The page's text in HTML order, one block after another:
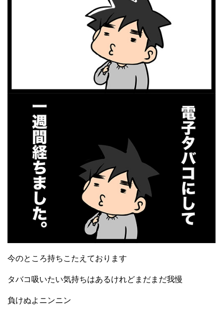
今のところ持ちこたえております
タバコ吸いたい気持ちはあるけれどまだまだ我慢
負けぬよニンニン